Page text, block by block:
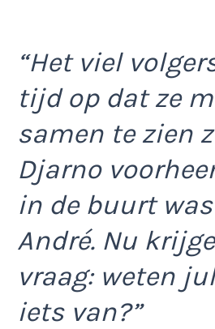
“Het viel
tijd op dat ze
samen te zien
Djarno
in de buurt
André. Nu
vraag: weten
iets van?”